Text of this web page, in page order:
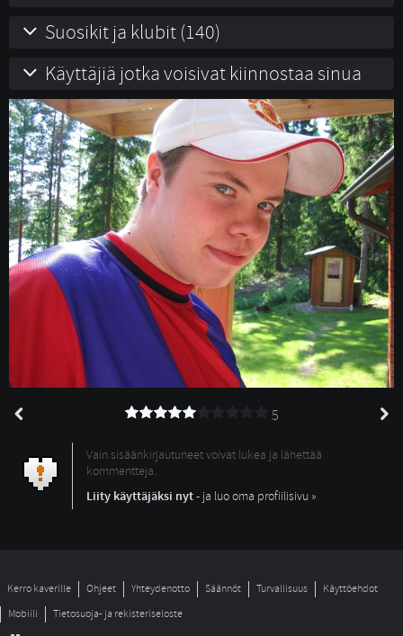
Suosikit ja klubit (140)
Käyttäjiä jotka voisivat kiinnostaa sinua
5
Vain sisäänkirjautuneet voivat lukea ja lähettää
kommentteja.
Liity käyttäjäksi nyt- ja luo oma profiilisivu »
Kerro kaverille Ohjeet Yhteydenotto Säännöt Turvallisuus
Käyttöehdot
Mobiili
Tietosuoja- ja rekisteriseloste